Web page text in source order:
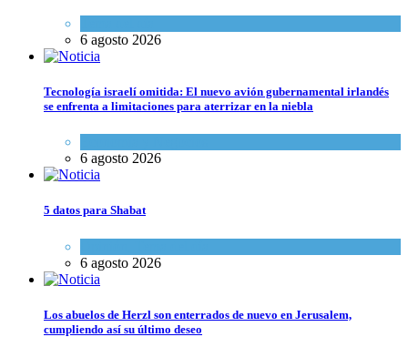
6 agosto 2026
Tecnología israelí omitida: El nuevo avión gubernamental irlandés
se enfrenta a limitaciones para aterrizar en la niebla
6 agosto 2026
5 datos para Shabat
6 agosto 2026
Los abuelos de Herzl son enterrados de nuevo en Jerusalem,
cumpliendo así su último deseo